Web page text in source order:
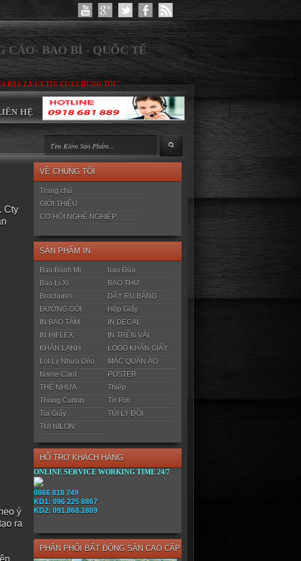
CÁO- BAO BÌ - QUỐC TẾ
BẠN LÀ UY TÍN CỦA CHÚNG TÔI"
HỆ
Cty
ý
ra
VỀ CHÚNG TÔI
Trang chủ
GIỚI THIỆU
CƠ HỘI NGHỀ NGHIỆP
SẢN PHẨM IN
Bao Bánh Mì
bao Đũa
Bao Lì Xì
BAO THƯ
Brochures
DÂY RU BĂNG
ĐƯỜNG GÓI
Hộp Giấy
IN BAO TĂM
IN DECAL
IN HIFLEX
IN TRÊN VẢI
KHĂN LẠNH
LOGO KHĂN GIẤY
Lót Ly Nhựa Dẻo
MÁC QUẦN ÁO
Name Card
POSTER
THẺ NHỰA
Thiệp
Thùng Carton
Tờ Rơi
Túi Giấy
TÚI LY ĐÔI
TÚI NILON
HỖ TRỢ KHÁCH HÀNG
ONLINE SERVICE WORKING TIME 24/7
0866 818 749
KD1: 096 225 8867
KD2: 091.868.1889
PHÂN PHỐI BẤT ĐỘNG SẢN CAO CẤP